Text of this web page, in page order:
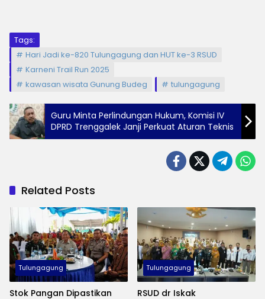
Tags:
Hari Jadi ke-820 Tulungagung dan HUT ke-3 RSUD
Karneni Trail Run 2025
kawasan wisata Gunung Budeg
tulungagung
Guru Minta Perlindungan Hukum, Komisi IV
DPRD Trenggalek Janji Perkuat Aturan Teknis
Related Posts
Tulungagung
Stok Pangan Dipastikan
Tulungagung
RSUD dr Iskak